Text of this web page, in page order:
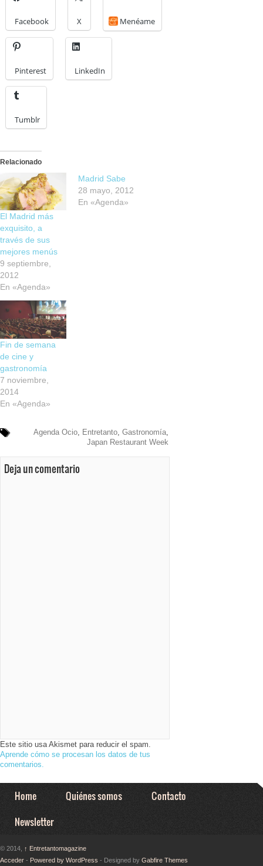
Facebook X Menéame
Pinterest LinkedIn
Tumblr
Relacionado
El Madrid más
exquisito, a
través de sus
mejores menús
9 septiembre,
2012
En «Agenda»
Madrid Sabe
28 mayo, 2012
En «Agenda»
Fin de semana
de cine y
gastronomía
7 noviembre,
2014
En «Agenda»
Agenda Ocio, Entretanto, Gastronomía,
Japan Restaurant Week
Deja un comentario
Este sitio usa Akismet para reducir el spam.
Aprende cómo se procesan los datos de tus
comentarios.
Home Quiénes somos
Contacto
Newsletter
© 2014, ↑ Entretantomagazine
Acceder - Powered by WordPress - Designed by Gabfire Themes